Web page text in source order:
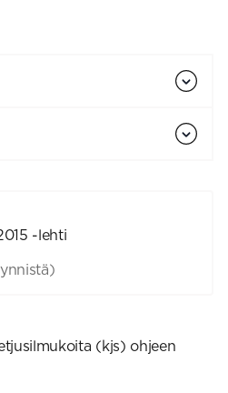
-lehti
(kjs) ohjeen